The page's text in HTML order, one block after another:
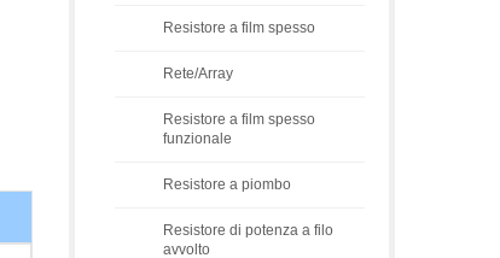
Resistore a film spesso
Rete/Array
Resistore a film spesso
funzionale
Resistore a piombo
Resistore di potenza a filo
avvolto